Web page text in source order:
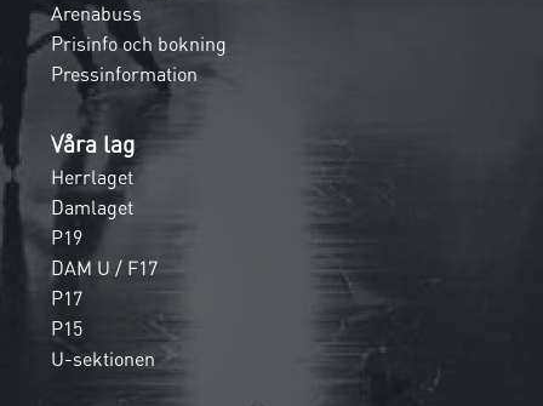
Arenabuss
Prisinfo och bokning
Pressinformation
Våra lag
Herrlaget
Damlaget
P19
DAM U / F17
P17
P15
U-sektionen